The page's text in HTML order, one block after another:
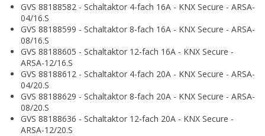
GVS 88188582 - Schaltaktor 4-fach 16A - KNX Secure - ARSA-
04/16.S
GVS 88188599 - Schaltaktor 8-fach 16A - KNX Secure - ARSA-
08/16.S
GVS 88188605 - Schaltaktor 12-fach 16A - KNX Secure -
ARSA-12/16.S
GVS 88188612 - Schaltaktor 4-fach 20A - KNX Secure - ARSA-
04/20.S
GVS 88188629 - Schaltaktor 8-fach 20A - KNX Secure - ARSA-
08/20.S
GVS 88188636 - Schaltaktor 12-fach 20A - KNX Secure -
ARSA-12/20.S